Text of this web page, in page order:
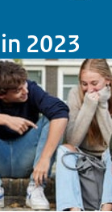
2023